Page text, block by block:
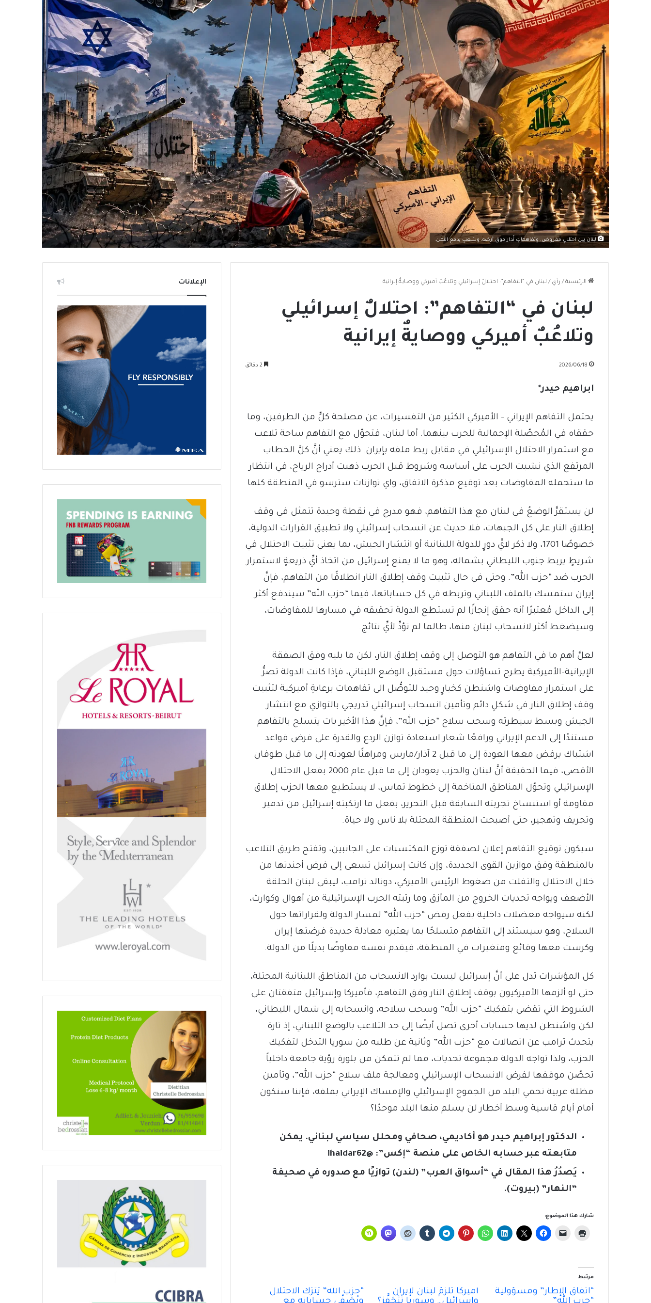
لبنان بين احتلالٍ مفروض، وتفاهماتٍ تُدار فوق أرضه، وشعبٍ يدفع الثمن.
الرئيسية / رأي / لبنان في “التفاهم”: احتلالٌ إسرائيلي وتلاعُبٌ أميركي ووصايةٌ إيرانية
لبنان في “التفاهم”: احتلالٌ إسرائيلي
وتلاعُبٌ أميركي ووصايةٌ إيرانية
2026/06/18
ابراهيم حيدر*
يحتمل التفاهم الإيراني – الأميركي الكثير من التفسيرات، عن مصلحة كلٍّ من الطرفين، وما
حققاه في المُحصّلة الإجمالية للحرب بينهما. أما لبنان، فتحوّل مع التفاهم ساحة تلاعب
مع استمرار الاحتلال الإسرائيلي في مقابل ربط ملفه بإيران. ذلك يعني أنَّ كلَّ الخطاب
المرتفع الذي نشبت الحرب على أساسه وشروط قبل الحرب ذهبت أدراج الرياح، في انتظار
ما ستحمله المفاوضات بعد توقيع مذكرة الاتفاق، واي توازنات سترسو في المنطقة كلها.
لن يستقرَّ الوضعُ في لبنان مع هذا التفاهم، فهو مدرج في نقطة وحيدة تتمثل في وقف
إطلاق النار على كل الجبهات، فلا حديث عن انسحاب إسرائيلي ولا تطبيق القرارات الدولية،
خصوصًا 1701، ولا ذكر لايِّ دورٍ للدولة اللبنانية أو انتشار الجيش، بما يعني تثبيت الاحتلال في
شريطٍ يربط جنوب الليطاني بشماله، وهو ما لا يمنع إسرائيل من اتخاذ أيِّ ذريعةٍ لاستمرار
الحرب ضد “حزب الله”. وحتى في حال تثبيت وقف إطلاق النار انطلاقًا من التفاهم، فإنَّ
إيران ستمسك بالملف اللبناني وتربطه في كل حساباتها، فيما “حزب الله” سيندفع أكثر
إلى الداخل مُعتبرًا أنه حقق إنجازًا لم تستطع الدولة تحقيقه في مسارها للمفاوضات،
وسيضغط أكثر لانسحاب لبنان منها، طالما لم تؤدِّ لأيِّ نتائج.
لعلَّ أهم ما في التفاهم هو التوصل إلى وقف إطلاق النار، لكن ما يليه وفق الصفقة
الإيرانية-الأميركية يطرح تساؤلات حول مستقبل الوضع اللبناني، فإذا كانت الدولة تصرُّ
على استمرار مفاوضات واشنطن كخيارٍ وحيد للتوصُّل الى تفاهمات برعايةٍ أميركية لتثبيت
وقف إطلاق النار في شكلٍ دائم وتأمين انسحاب إسرائيلي تدريجي بالتوازي مع انتشار
الجيش وبسط سيطرته وسحب سلاح “حزب الله”، فإنَّ هذا الأخير بات يتسلح بالتفاهم
مستندًا إلى الدعم الإيراني ورافعًا شعار استعادة توازن الردع والقدرة على فرض قواعد
اشتباك يرفض معها العودة إلى ما قبل 2 آذار/مارس ومراهنًا لعودته إلى ما قبل طوفان
الأقصى، فيما الحقيقة أنَّ لبنان والحزب يعودان إلى ما قبل عام 2000 بفعل الاحتلال
الإسرائيلي وتحوّل المناطق المتاخمة إلى خطوط تماس، لا يستطيع معها الحزب إطلاق
مقاومة أو استنساخ تجربته السابقة قبل التحرير، بفعل ما ارتكبته إسرائيل من تدمير
وتجريف وتهجير، حتى أصبحت المنطقة المحتلة بلا ناس ولا حياة.
سيكون توقيع التفاهم إعلان لصفقة توزع المكتسبات على الجانبين، وتفتح طريق التلاعب
بالمنطقة وفق موازين القوى الجديدة، وإن كانت إسرائيل تسعى إلى فرض أجندتها من
خلال الاحتلال والتفلت من ضغوط الرئيس الأميركي، دونالد ترامب، ليبقى لبنان الحلقة
الأضعف ويواجه تحديات الخروج من المأزق وما رتبته الحرب الإسرائيلية من أهوال وكوارث،
لكنه سيواجه معضلات داخلية بفعل رفض “حزب الله” لمسار الدولة ولقراراتها حول
السلاح، وهو سيستند إلى التفاهم متسلحًا بما يعتبره معادلة جديدة فرضتها إيران
وكرست معها وقائع ومتغيرات في المنطقة، فيقدم نفسه مفاوضًا بديلًا من الدولة.
كل المؤشرات تدل على أنَّ إسرائيل ليست بوارد الانسحاب من المناطق اللبنانية المحتلة،
حتى لو ألزمها الأميركيون بوقف إطلاق النار وفق التفاهم، فأميركا وإسرائيل متفقتان على
الشروط التي تقضي بتفكيك “حزب الله” وسحب سلاحه، وانسحابه إلى شمال الليطاني،
لكن واشنطن لديها حسابات أخرى تصل أيضًا إلى حد التلاعب بالوضع اللبناني، إذ تارة
يتحدث ترامب عن اتصالات مع “حزب الله” وثانية عن طلبه من سوريا التدخل لتفكيك
الحزب، ولذا تواجه الدولة مجموعة تحديات، فما لم تتمكن من بلورة رؤية جامعة داخلياً
تحصّن موقفها لفرض الانسحاب الإسرائيلي ومعالجة ملف سلاح “حزب الله”، وتأمين
مظلة عربية تحمي البلد من الجموح الإسرائيلي والإمساك الإيراني بملفه، فإننا سنكون
أمام أيام قاسية وسط أخطار لن يسلم منها البلد موحدًا؟
الدكتور إبراهيم حيدر هو أكاديمي، صحافي ومحلل سياسي لبناني. يمكن
متابعته عبر حسابه الخاص على منصة “إكس”: @ihaidar62
يَصدُرُ هذا المقال في “أسواق العرب” (لندن) توازيًا مع صدوره في صحيفة
“النهار” (بيروت).
شارك هذا الموضوع:
مرتبط
“اتفاق الإطار” ومسؤولية
أميركا تُلَزِّمُ لبنان لإيران
“حزب الله” يَترُكُ الاحتلال
سقوطُ “الأذرُع”: هل انتهى زمنُ الوكلاء؟
مَن قَتَلَ بيروت؟ الجميع… ولا أحد
الإعلانات